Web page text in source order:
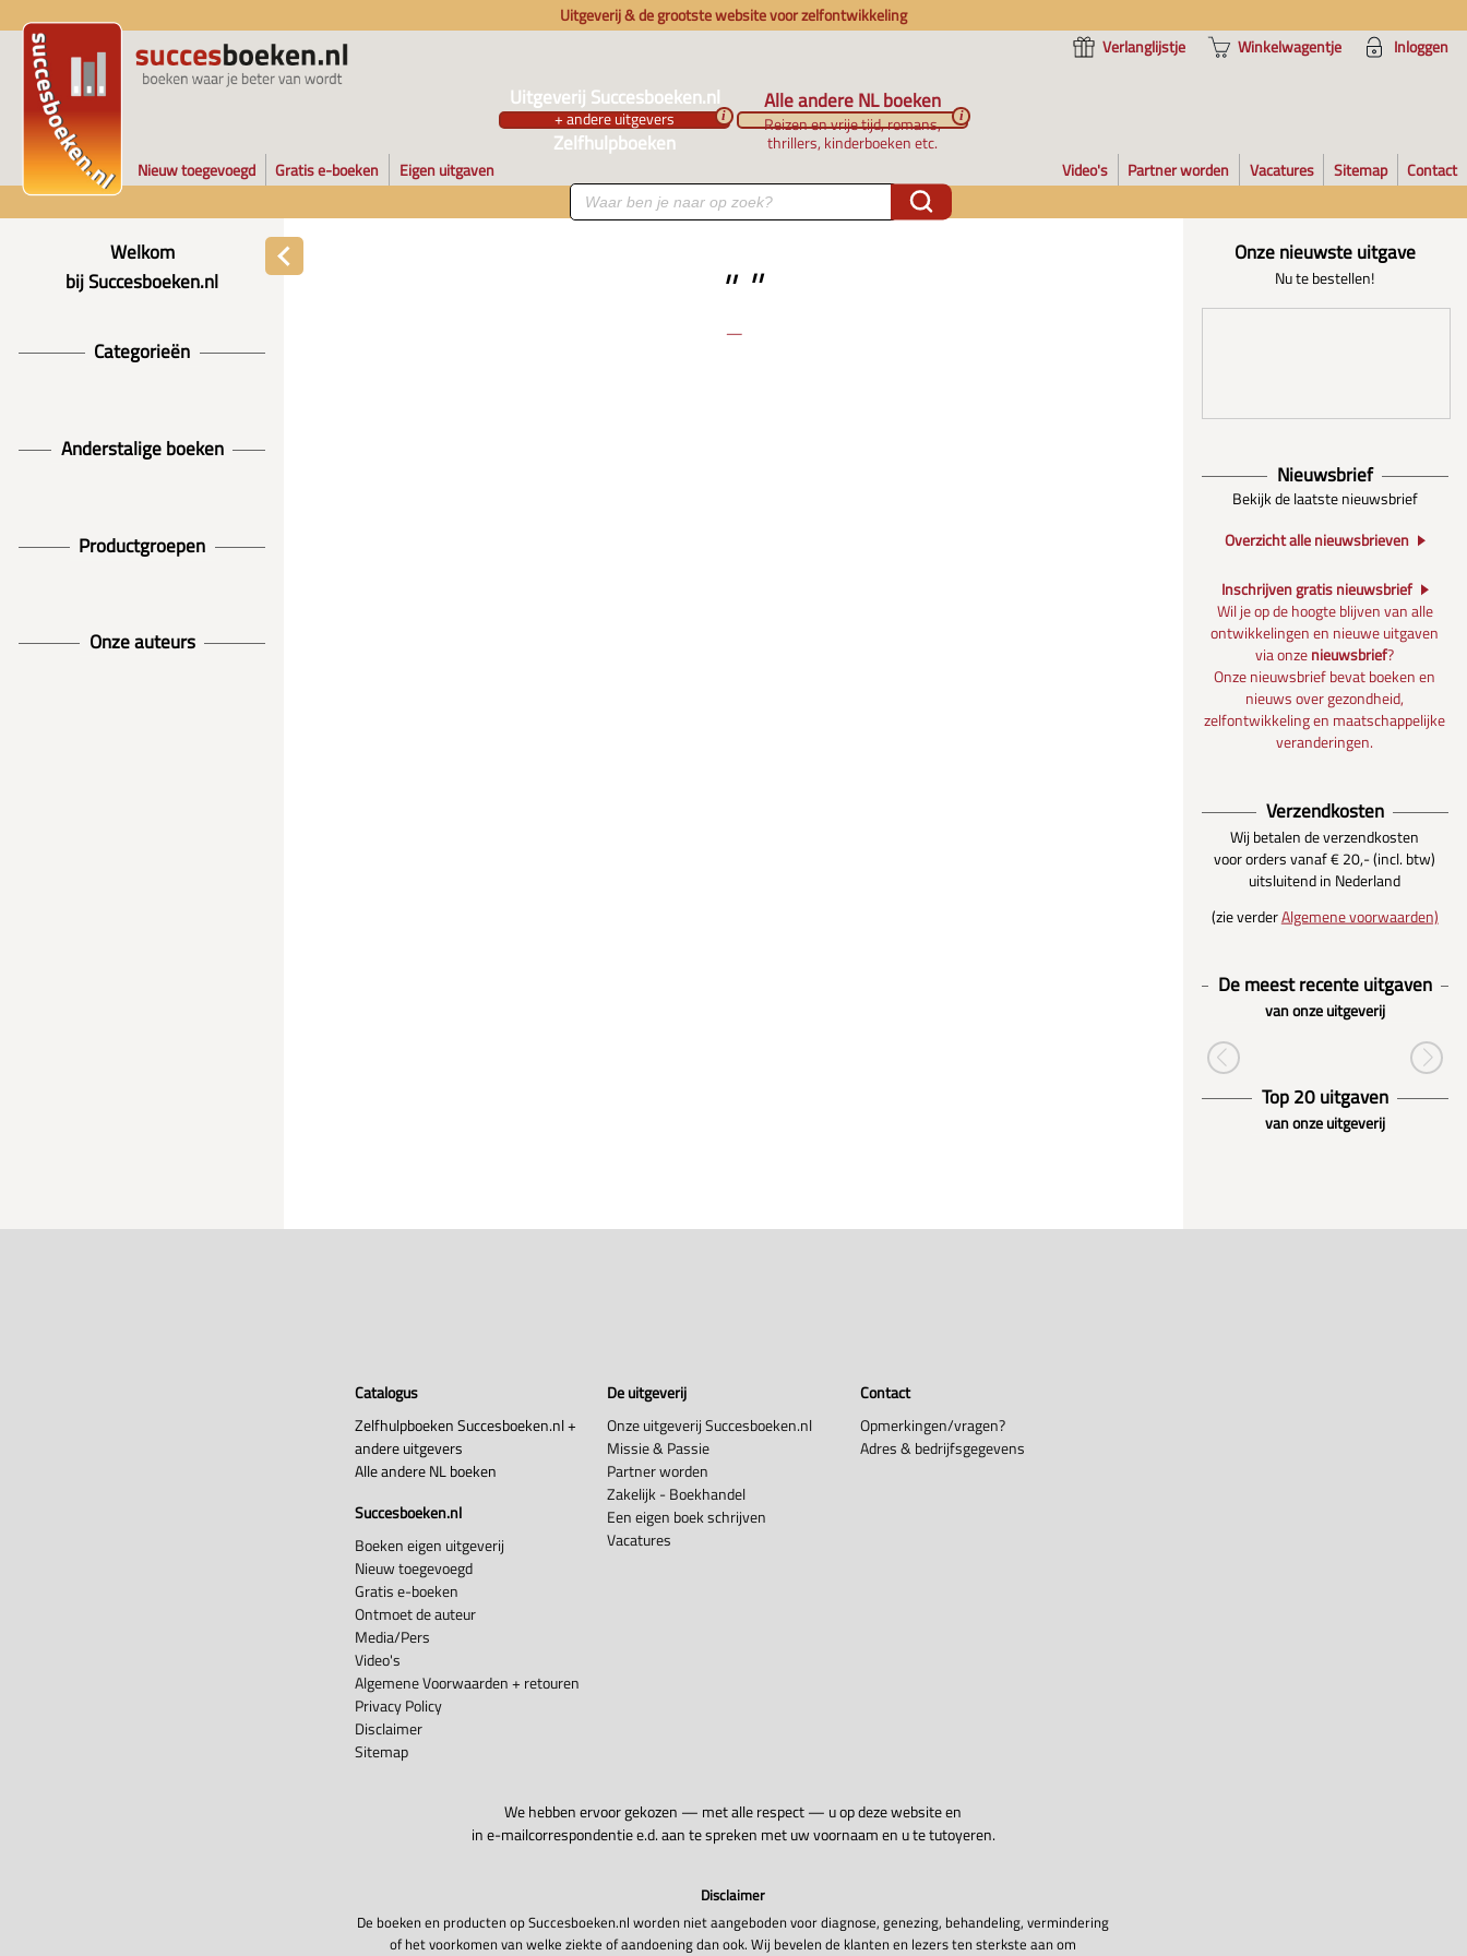
Uitgeverij & de grootste website voor zelfontwikkeling
Verlanglijstje
Winkelwagentje Inloggen
Uitgeverij Succesboeken.nl
+ andere uitgevers
Zelfhulpboeken
i
Alle andere NL boeken
Reizen en vrije tijd, romans,
thrillers, kinderboeken etc.
i
Nieuw toegevoegd Gratis e-boeken Eigen uitgaven Video's Partner worden Vacatures Sitemap Contact
Welkom
bij Succesboeken.nl
Categorieën
Anderstalige boeken
Productgroepen
Onze auteurs
Onze nieuwste uitgave
Nu te bestellen!
Nieuwsbrief
Bekijk de laatste nieuwsbrief
Overzicht alle nieuwsbrieven
Inschrijven gratis nieuwsbrief
Wil je op de hoogte blijven van alle
ontwikkelingen en nieuwe uitgaven
via onzenieuwsbrief?
Onze nieuwsbrief bevat boeken en
nieuws over gezondheid,
zelfontwikkeling en maatschappelijke
veranderingen.
Verzendkosten
Wij betalen de verzendkosten
voor orders vanaf € 20,- (incl. btw)
uitsluitend in Nederland
(zie verderAlgemene voorwaarden)
De meest recente uitgaven
van onze uitgeverij
Top 20 uitgaven
van onze uitgeverij
Catalogus
Zelfhulpboeken Succesboeken.nl +
andere uitgevers
Alle andere NL boeken
Succesboeken.nl
Boeken eigen uitgeverij
Nieuw toegevoegd
Gratis e-boeken
Ontmoet de auteur
Media/Pers
Video's
Algemene Voorwaarden + retouren
Privacy Policy
Disclaimer
Sitemap
De uitgeverij
Onze uitgeverij Succesboeken.nl
Missie & Passie
Partner worden
Zakelijk - Boekhandel
Een eigen boek schrijven
Vacatures
Contact
Opmerkingen/vragen?
Adres & bedrijfsgegevens
We hebben ervoor gekozen — met alle respect — u op deze website en
in e-mailcorrespondentie e.d. aan te spreken met uw voornaam en u te tutoyeren.
Disclaimer
De boeken en producten op Succesboeken.nl worden niet aangeboden voor diagnose, genezing, behandeling, vermindering
of het voorkomen van welke ziekte of aandoening dan ook. Wij bevelen de klanten en lezers ten sterkste aan om